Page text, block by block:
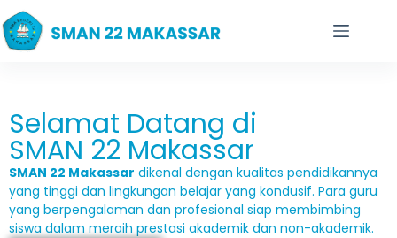
Selamat Datang di
SMAN 22 Makassar
SMAN 22 Makassar dikenal dengan kualitas pendidikannya
yang tinggi dan lingkungan belajar yang kondusif. Para guru
yang berpengalaman dan profesional siap membimbing
siswa dalam meraih prestasi akademik dan non-akademik.